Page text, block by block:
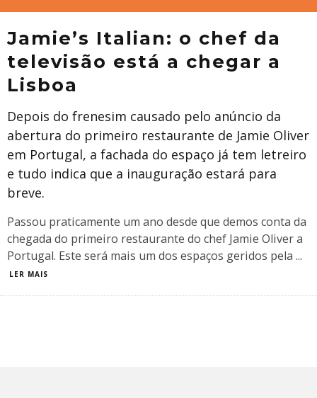
Jamie’s Italian: o chef da
televisão está a chegar a
Lisboa
Depois do frenesim causado pelo anúncio da
abertura do primeiro restaurante de Jamie Oliver
em Portugal, a fachada do espaço já tem letreiro
e tudo indica que a inauguração estará para
breve.
Passou praticamente um ano desde que demos conta da
chegada do primeiro restaurante do chef Jamie Oliver a
Portugal. Este será mais um dos espaços geridos pela ...
LER MAIS